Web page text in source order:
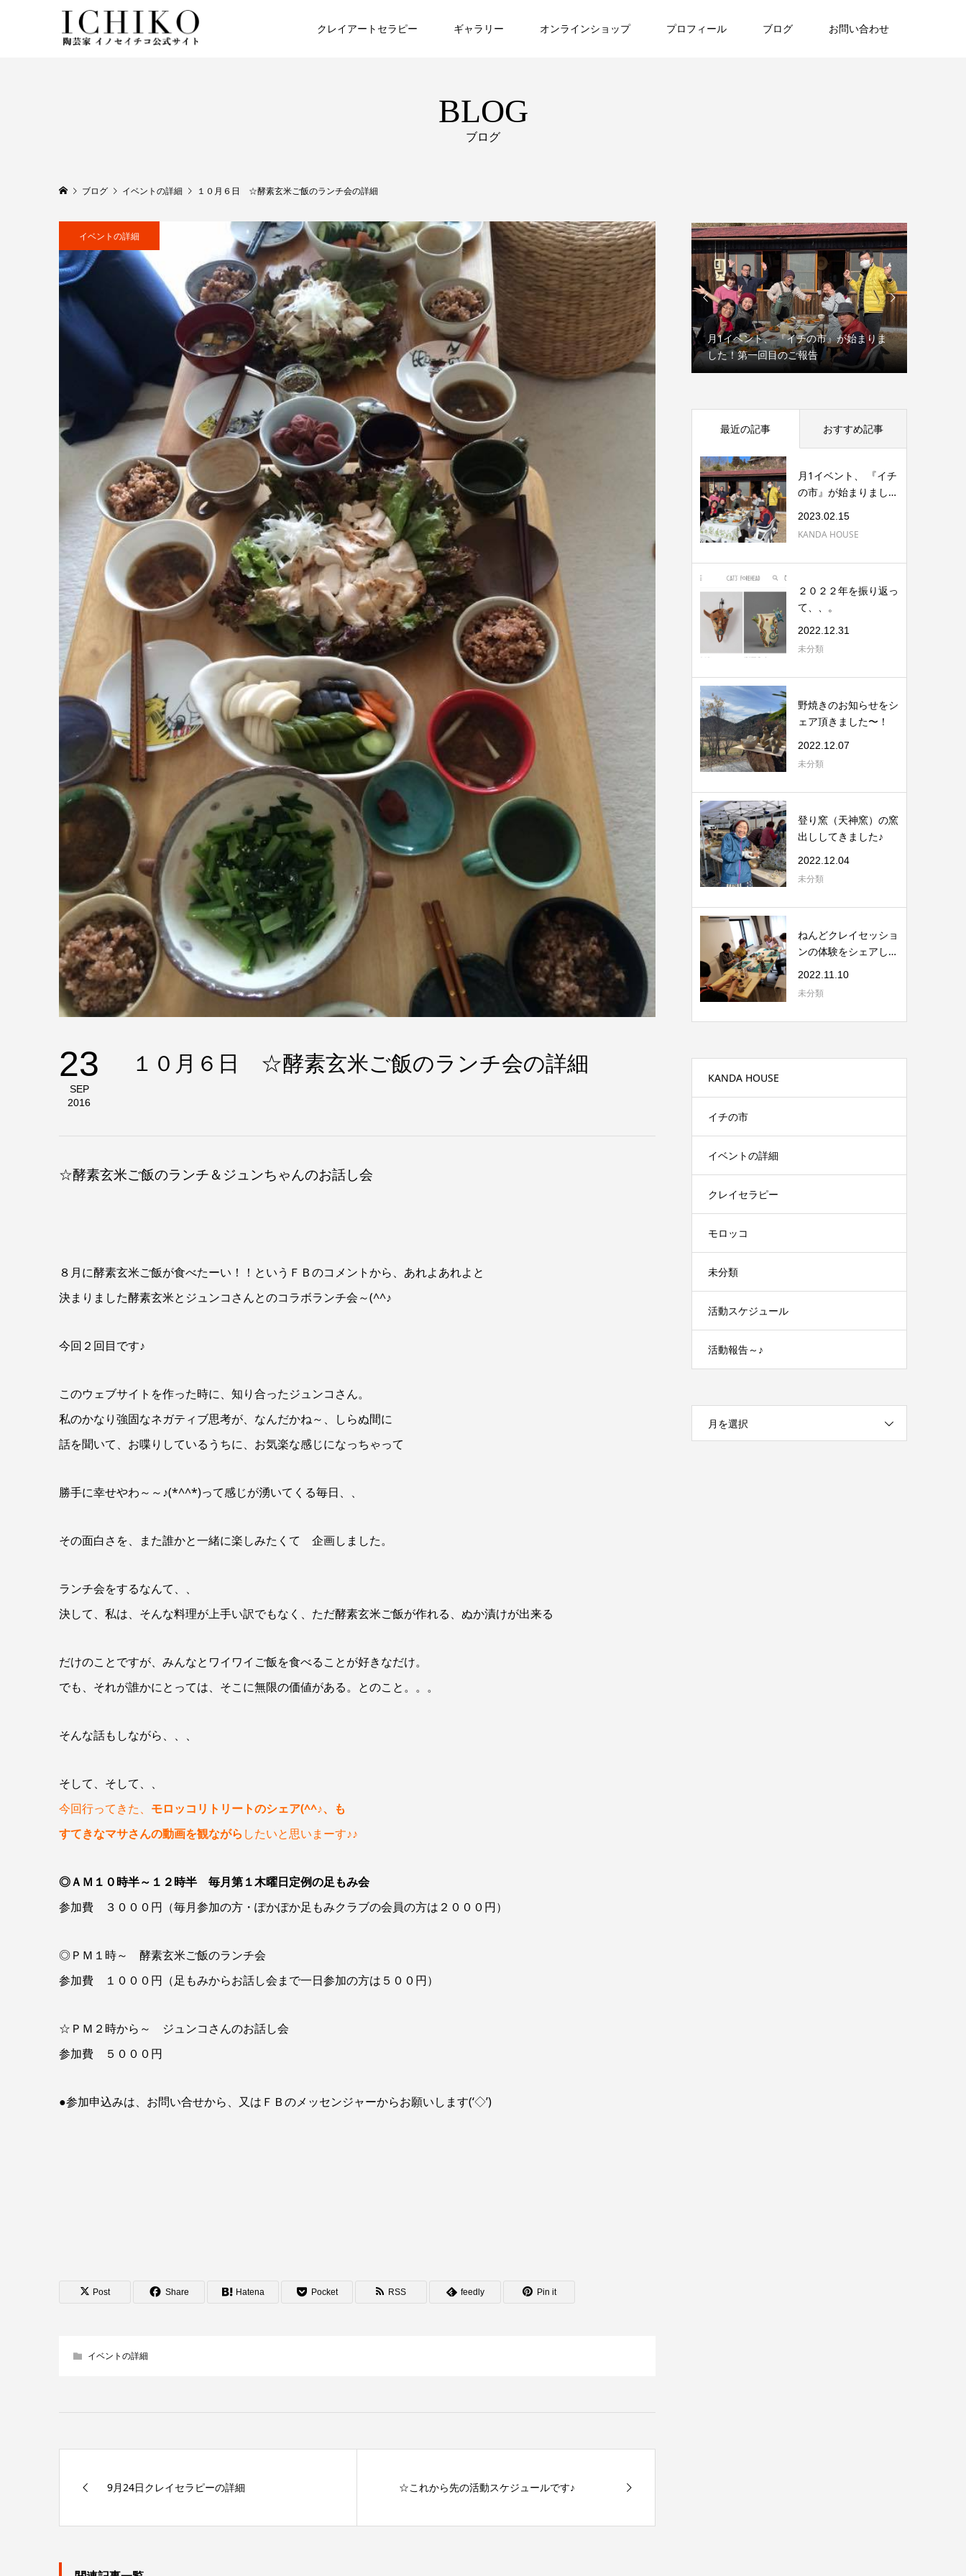
クレイアートセラピー ギャラリー オンラインショップ プロフィール ブログ お問い合わせ
BLOG
ブログ
ブログ イベントの詳細 １０月６日 ☆酵素玄米ご飯のランチ会の詳細
イベントの詳細
23
SEP
2016
１０月６日 ☆酵素玄米ご飯のランチ会の詳細
☆酵素玄米ご飯のランチ＆ジュンちゃんのお話し会
８月に酵素玄米ご飯が食べたーい！！というＦＢのコメントから、あれよあれよと
決まりました酵素玄米とジュンコさんとのコラボランチ会～(^^♪
今回２回目です♪
このウェブサイトを作った時に、知り合ったジュンコさん。
私のかなり強固なネガティブ思考が、なんだかね～、しらぬ間に
話を聞いて、お喋りしているうちに、お気楽な感じになっちゃって
勝手に幸せやわ～～♪(*^^*)って感じが湧いてくる毎日、、
その面白さを、また誰かと一緒に楽しみたくて 企画しました。
ランチ会をするなんて、、
決して、私は、そんな料理が上手い訳でもなく、ただ酵素玄米ご飯が作れる、ぬか漬けが出来る
だけのことですが、みんなとワイワイご飯を食べることが好きなだけ。
でも、それが誰かにとっては、そこに無限の価値がある。とのこと。。。
そんな話もしながら、、、
そして、そして、、
今回行ってきた、 モロッコリトリートのシェア(^^♪、も
すてきなマサさんの動画を観ながら したいと思いまーす♪♪
◎ＡＭ１０時半～１２時半 毎月第１木曜日定例の足もみ会
参加費 ３０００円（毎月参加の方・ぽかぽか足もみクラブの会員の方は２０００円）
◎ＰＭ１時～ 酵素玄米ご飯のランチ会
参加費 １０００円（足もみからお話し会まで一日参加の方は５００円）
☆ＰＭ２時から～ ジュンコさんのお話し会
参加費 ５０００円
●参加申込みは、お問い合せから、又はＦＢのメッセンジャーからお願いします(‘◇’)ゞ
Post Share Hatena Pocket RSS feedly Pin it
イベントの詳細
9月24日クレイセラピーの詳細 ☆これから先の活動スケジュールです♪

満天の星空と、サハラ砂漠のサンドイッ
チになってみたい！！
月1イベント、 『イチの市』が始まりま
した！第一回目のご報告

最近の記事 おすすめ記事
月1イベント、 『イチ
の市』が始まりまし
2023.02.15
KANDA HOUSE
２０２２年を振り返っ
て、、。
2022.12.31
未分類
野焼きのお知らせをシ
ェア頂きました〜！
2022.12.07
未分類
登り窯（天神窯）の窯
出ししてきました♪
2022.12.04
未分類
ねんどクレイセッショ
ンの体験をシェアして
2022.11.10
未分類
KANDA HOUSE
イチの市
イベントの詳細
クレイセラピー
モロッコ
未分類
活動スケジュール
活動報告～♪
月を選択